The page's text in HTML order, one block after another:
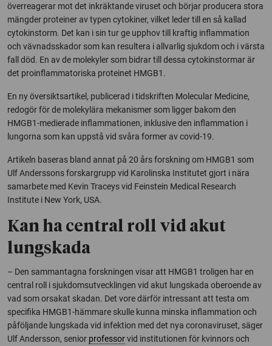
överreagerar mot det inkräktande viruset och börjar producera stora
mängder proteiner av typen cytokiner, vilket leder till en så kallad
cytokinstorm. Det kan i sin tur ge upphov till kraftig inflammation
och vävnadsskador som kan resultera i allvarlig sjukdom och i värsta
fall död. En av de molekyler som bidrar till dessa cytokinstormar är
det proinflammatoriska proteinet HMGB1.
En ny översiktsartikel, publicerad i tidskriften Molecular Medicine,
redogör för de molekylära mekanismer som ligger bakom den
HMGB1-medierade inflammationen, inklusive den inflammation i
lungorna som kan uppstå vid svåra former av covid-19.
Artikeln baseras bland annat på 20 års forskning om HMGB1 som
Ulf Anderssons forskargrupp vid Karolinska Institutet gjort i nära
samarbete med Kevin Traceys vid Feinstein Medical Research
Institute i New York, USA.
Kan ha central roll vid akut
lungskada
– Den sammantagna forskningen visar att HMGB1 troligen har en
central roll i sjukdomsutvecklingen vid akut lungskada oberoende av
vad som orsakat skadan. Det vore därför intressant att testa om
specifika HMGB1-hämmare skulle kunna minska inflammation och
påföljande lungskada vid infektion med det nya coronaviruset, säger
Ulf Andersson, senior professorvid institutionen för kvinnors och